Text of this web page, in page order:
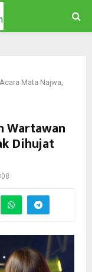
Mata Najwa,
Wartawan
Dihujat